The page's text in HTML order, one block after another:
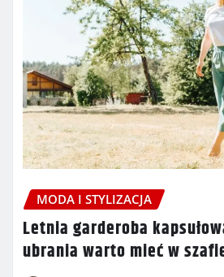
MODA I STYLIZACJA
Letnia garderoba
ubrania warto mieć w